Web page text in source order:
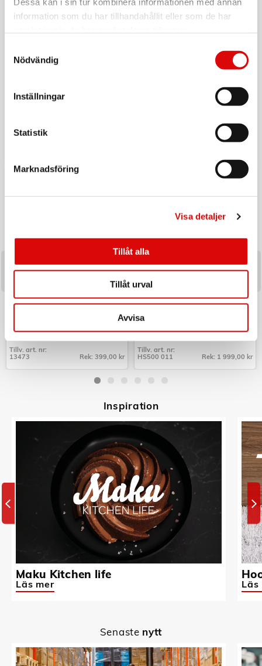
information som du har tillhandahållit eller som de har
Nödvändig
Inställningar
Statistik
Marknadsföring
Visa detaljer
Tillåt alla
Tillåt urval
Avvisa
Ladda upp inför hösten med ett handplockat sortiment av
produkter utvalda för säsongens efterfrågan och
NEXA
Brandsläckare Linné 2kg 13A
Art nr:
13473
Tillv. art. nr:
13473
Rek: 399,00 kr
HOOVER
Textil & Fönster-rengöring HS5
Tvätt/Tork
Art nr:
HS500 011
Tillv. art. nr:
HS500 011
Rek: 1 999,00 kr
Inspiration
Maku Kitchen life
Läs mer Läs
Senaste nytt